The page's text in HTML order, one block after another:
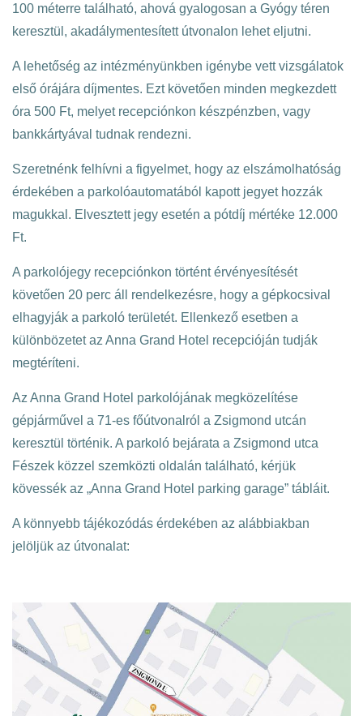
100 méterre található, ahová gyalogosan a Gyógy téren
keresztül, akadálymentesített útvonalon lehet eljutni.
A lehetőség az intézményünkben igénybe vett vizsgálatok
első órájára díjmentes. Ezt követően minden megkezdett
óra 500 Ft, melyet recepciónkon készpénzben, vagy
bankkártyával tudnak rendezni.
Szeretnénk felhívni a figyelmet, hogy az elszámolhatóság
érdekében a parkolóautomatából kapott jegyet hozzák
magukkal. Elvesztett jegy esetén a pótdíj mértéke 12.000
Ft.
A parkolójegy recepciónkon történt érvényesítését
követően 20 perc áll rendelkezésre, hogy a gépkocsival
elhagyják a parkoló területét. Ellenkező esetben a
különbözetet az Anna Grand Hotel recepcióján tudják
megtéríteni.
Az Anna Grand Hotel parkolójának megközelítése
gépjárművel a 71-es főútvonalról a Zsigmond utcán
keresztül történik. A parkoló bejárata a Zsigmond utca
Fészek közzel szemközti oldalán található, kérjük
kövessék az „Anna Grand Hotel parking garage” tábláit.
A könnyebb tájékozódás érdekében az alábbiakban
jelöljük az útvonalat: